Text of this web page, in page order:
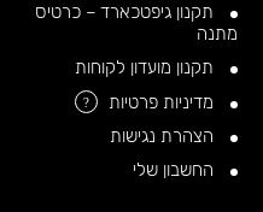
תקנון גיפטכארד – כרטיס
מתנה
תקנון מועדון לקוחות
מדיניות פרטיות
?
הצהרת נגישות
החשבון שלי